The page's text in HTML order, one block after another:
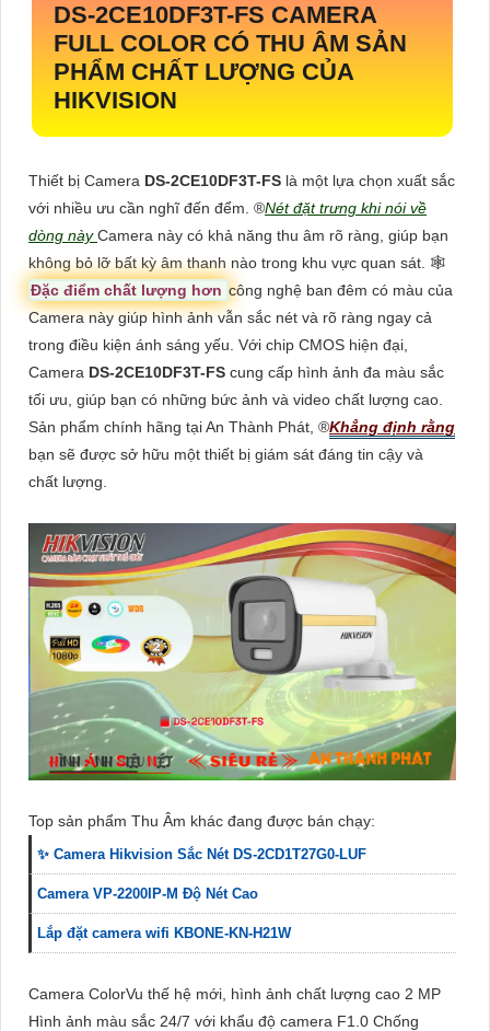
DS-2CE10DF3T-FS CAMERA
FULL COLOR CÓ THU ÂM SẢN
PHẨM CHẤT LƯỢNG CỦA
HIKVISION
Thiết bị Camera DS-2CE10DF3T-FS là một lựa chọn xuất sắc
với nhiều ưu cần nghĩ đến đểm. ®️Nét đặt trưng khi nói về
dòng nàyCamera này có khả năng thu âm rõ ràng, giúp bạn
không bỏ lỡ bất kỳ âm thanh nào trong khu vực quan sát. 🕸
Đặc điểm chất lượng hơn công nghệ ban đêm có màu của
Camera này giúp hình ảnh vẫn sắc nét và rõ ràng ngay cả
trong điều kiện ánh sáng yếu. Với chip CMOS hiện đại,
Camera DS-2CE10DF3T-FS cung cấp hình ảnh đa màu sắc
tối ưu, giúp bạn có những bức ảnh và video chất lượng cao.
Sản phẩm chính hãng tại An Thành Phát, ®️Khẳng định rằng
bạn sẽ được sở hữu một thiết bị giám sát đáng tin cậy và
chất lượng.
Top sản phẩm Thu Âm khác đang được bán chạy:
✨ Camera Hikvision Sắc Nét DS-2CD1T27G0-LUF
Camera VP-2200IP-M Độ Nét Cao
Lắp đặt camera wifi KBONE-KN-H21W
Camera ColorVu thế hệ mới, hình ảnh chất lượng cao 2 MP
Hình ảnh màu sắc 24/7 với khẩu độ camera F1.0 Chống